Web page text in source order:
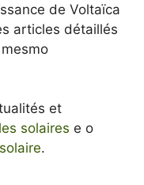
de Voltaïca
articles détaillés
et
solaires e o
.